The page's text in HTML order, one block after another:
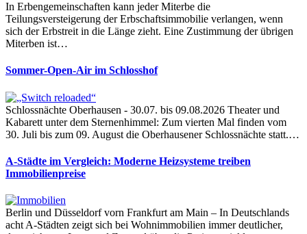
In Erbengemeinschaften kann jeder Miterbe die
Teilungsversteigerung der Erbschaftsimmobilie verlangen, wenn
sich der Erbstreit in die Länge zieht. Eine Zustimmung der übrigen
Miterben ist…
Sommer-Open-Air im Schlosshof
Schlossnächte Oberhausen - 30.07. bis 09.08.2026 Theater und
Kabarett unter dem Sternenhimmel: Zum vierten Mal finden vom
30. Juli bis zum 09. August die Oberhausener Schlossnächte statt.…
A-Städte im Vergleich: Moderne Heizsysteme treiben
Immobilienpreise
Berlin und Düsseldorf vorn Frankfurt am Main – In Deutschlands
acht A-Städten zeigt sich bei Wohnimmobilien immer deutlicher,